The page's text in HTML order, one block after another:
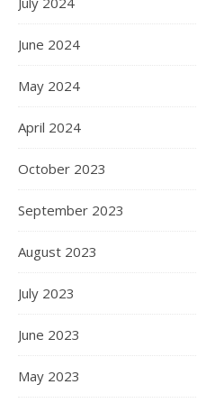
June 2024
May 2024
April 2024
October 2023
September 2023
August 2023
July 2023
June 2023
May 2023